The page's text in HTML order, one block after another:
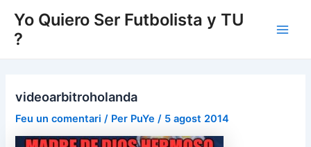
contingut
Yo Quiero Ser Futbolista y TU
?
videoarbitroholanda
Feu un comentari / Per PuYe/ 5 agost 2014